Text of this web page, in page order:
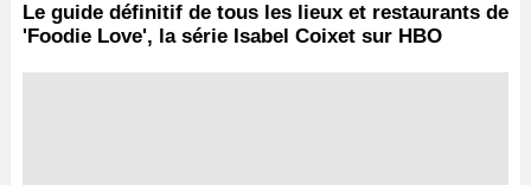
Le guide définitif de tous les lieux et restaurants de
'Foodie Love', la série Isabel Coixet sur HBO